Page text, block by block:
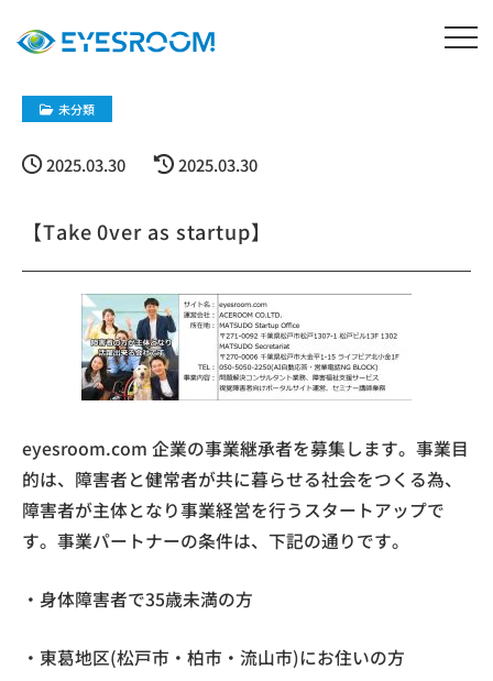
未分類
2025.03.30 2025.03.30
【Take 0ver as startup】
eyesroom.com 企業の事業継承者を募集します。事業目
的は、障害者と健常者が共に暮らせる社会をつくる為、
障害者が主体となり事業経営を行うスタートアップで
す。事業パートナーの条件は、下記の通りです。
・身体障害者で35歳未満の方
・東葛地区(松戸市・柏市・流山市)にお住いの方